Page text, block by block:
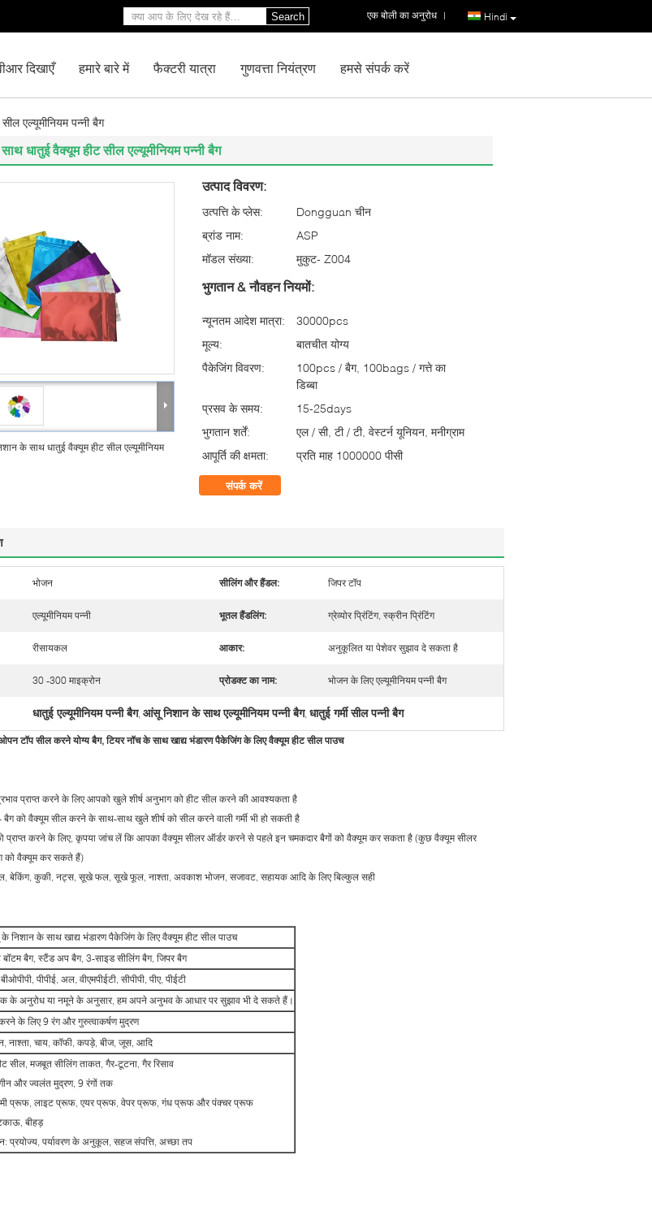
Hindi
एक बोली का अनुरोध |
Search
दिखाएँ हमारे बारे में फैक्टरी यात्रा गुणवत्ता नियंत्रण हमसे संपर्क करें
एल्यूमीनियम पन्नी बैग
धातुई वैक्यूम हीट सील एल्यूमीनियम पन्नी बैग
के साथ धातुई वैक्यूम हीट सील एल्यूमीनियम
उत्पाद विवरण:
उत्पत्ति के प्लेस:
Dongguan चीन
ब्रांड नाम:
ASP
मॉडल संख्या:
मुकुट- Z004
भुगतान & नौवहन नियमों:
न्यूनतम आदेश मात्रा:
30000pcs
मूल्य:
बातचीत योग्य
पैकेजिंग विवरण:
100pcs / बैग, 100bags / गत्ते का
डिब्बा
प्रसव के समय:
15-25days
भुगतान शर्तें:
एल / सी, टी / टी, वेस्टर्न यूनियन, मनीग्राम
आपूर्ति की क्षमता:
प्रति माह 1000000 पीसी
संपर्क करें
भोजन सीलिंग और हैंडल: जिपर टॉप
एल्यूमीनियम पन्नी भूतल हैंडलिंग: ग्रेव्योर प्रिंटिंग, स्क्रीन प्रिंटिंग
रीसायकल आकार: अनुकूलित या पेशेवर सुझाव दे सकता है
30 -300 माइक्रोन प्रोडक्ट का नाम: भोजन के लिए एल्यूमीनियम पन्नी बैग
धातुई एल्यूमीनियम पन्नी बैग, आंसू निशान के साथ एल्यूमीनियम पन्नी बैग, धातुई गर्मी सील पन्नी बैग
टॉप सील करने योग्य बैग, टियर नॉच के साथ खाद्य भंडारण पैकेजिंग के लिए वैक्यूम हीट सील पाउच
प्राप्त करने के लिए आपको खुले शीर्ष अनुभाग को हीट सील करने की आवश्यकता है
को वैक्यूम सील करने के साथ-साथ खुले शीर्ष को सील करने वाली गर्मी भी हो सकती है
प्राप्त करने के लिए, कृपया जांच लें कि आपका वैक्यूम सीलर ऑर्डर करने से पहले इन चमकदार बैगों को वैक्यूम कर सकता है (कुछ वैक्यूम सीलर
को वैक्यूम कर सकते हैं)
बेकिंग, कुकी, नट्स, सूखे फल, सूखे फूल, नाश्ता, अवकाश भोजन, सजावट, सहायक आदि के लिए बिल्कुल सही
निशान के साथ खाद्य भंडारण पैकेजिंग के लिए वैक्यूम हीट सील पाउच
बैग, स्टैंड अप बैग, 3-साइड सीलिंग बैग, जिपर बैग
पीपीई, अल, वीएमपीईटी, सीपीपी, पीए, पीईटी
के अनुरोध या नमूने के अनुसार, हम अपने अनुभव के आधार पर सुझाव भी दे सकते हैं।
के लिए 9 रंग और गुरुत्वाकर्षण मुद्रण
नाश्ता, चाय, कॉफी, कपड़े, बीज, जूस, आदि
सील, मजबूत सीलिंग ताकत, गैर-टूटना, गैर रिसाव
और ज्वलंत मुद्रण, 9 रंगों तक
प्रूफ, लाइट प्रूफ, एयर प्रूफ, वेपर प्रूफ, गंध प्रूफ और पंक्चर प्रूफ
बीहड़
प्रयोज्य, पर्यावरण के अनुकूल, सहज संपत्ति, अच्छा तप